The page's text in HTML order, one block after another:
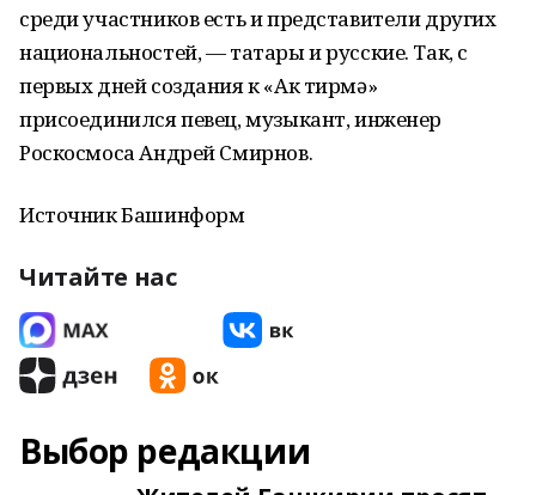
среди участников есть и представители других
национальностей, — татары и русские. Так, с
первых дней создания к «Ак тирмә»
присоединился певец, музыкант, инженер
Роскосмоса Андрей Смирнов.
Источник Башинформ
Читайте нас
Выбор редакции